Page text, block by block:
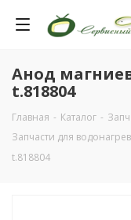
Анод
t.818804
Главная - Каталог -
Запчасти для
t.818804